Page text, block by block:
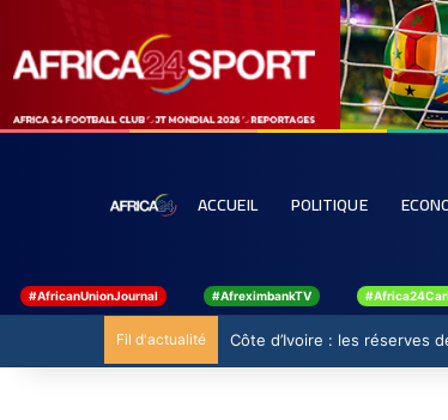
ACCUEIL POLITIQUE
#AfricanUnionJournal #AfreximbankTV
Fil d'actualité Ghana : 19 millions USD